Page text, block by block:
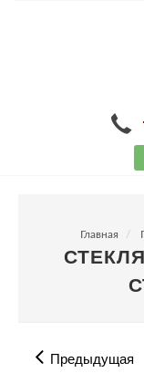
Главная
Предыдущая